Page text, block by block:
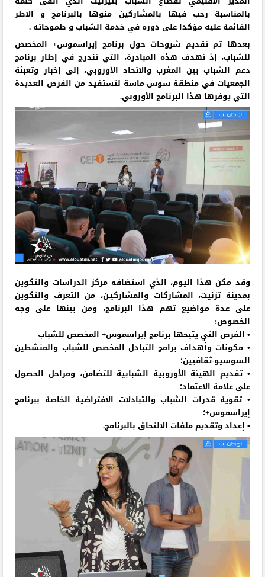
بالمناسبة رحب فيها بالمشاركين منوها بالبرنامج و الاطر
القائمة عليه مؤكدا على دوره في خدمة الشباب و طموحاته .
بعدها تم تقديم شروحات حول برنامج إيراسموس+ المخصص
للشباب، إذ تهدف هذه المبادرة، التي تندرج في إطار برنامج
دعم الشباب بين المغرب والاتحاد الأوروبي، إلى إخبار وتعبئة
الجمعيات في منطقة سوس-ماسة لتستفيد من الفرص العديدة
التي يوفرها هذا البرنامج الأوروبي.
وقد مكن هذا اليوم، الذي استضافه مركز الدراسات والتكوين
بمدينة تزنيت، المشاركات والمشاركيـن، من التعرف والتكوين
على عدة مواضيع تهم هذا البرنامج، ومن بينها على وجه
الخصوص:
• الفرص التي يتيحها برنامج إيراسموس+ المخصص للشباب
• مكونات وأهداف برامج التبادل المخصص للشباب والمنشطين
السوسيو-ثقافيين؛
• تقديم الهيئة الأوروبية الشبابية للتضامن، ومراحل الحصول
على علامة الاعتماد؛
• تقوية قدرات الشباب والتبادلات الافتراضية الخاصة ببرنامج
إيراسموس+؛
• إعداد وتقديم ملفات الالتحاق بالبرنامج.